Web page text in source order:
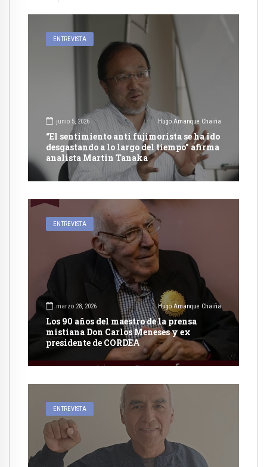
ENTREVISTA
junio 5, 2026 Hugo Amanque Chaiña
“El sentimiento anti fujimorista se ha ido
desgastando a lo largo del tiempo” afirma
analista Martin Tanaka
ENTREVISTA
marzo 28, 2026 Hugo Amanque Chaiña
Los 90 años del maestro de la prensa
mistiana Don Carlos Meneses y ex
presidente de CORDEA
ENTREVISTA